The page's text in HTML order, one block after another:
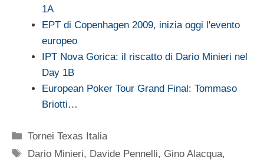
1A
EPT di Copenhagen 2009, inizia oggi l'evento
europeo
IPT Nova Gorica: il riscatto di Dario Minieri nel
Day 1B
European Poker Tour Grand Final: Tommaso
Briotti…
Categorie
Tornei Texas Italia
Tag
Dario Minieri, Davide Pennelli, Gino Alacqua,